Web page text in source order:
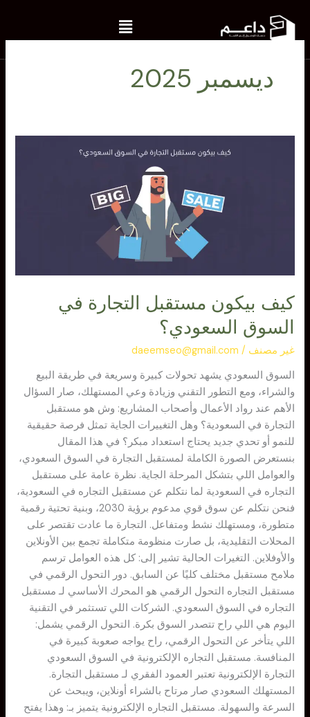
المحتوى
Menu
ديسمبر 2025
كيف بيكون مستقبل التجارة في
السوق السعودي؟
غير مصنف /
daeemseo@gmail.com
السوق السعودي يشهد تحولات كبيرة وسريعة في طريقة البيع
والشراء، ومع التطور التقني وزيادة وعي المستهلك، صار السؤال
الأهم عند رواد الأعمال وأصحاب المشاريع: وش هو مستقبل
التجارة في السعودية؟ وهل التغييرات الجاية تمثل فرصة حقيقية
للنمو أو تحدي جديد يحتاج استعداد مبكر؟ في هذا المقال
بنستعرض الصورة الكاملة لمستقبل التجارة في السوق السعودي،
والعوامل اللي بتشكل المرحلة الجاية. نظرة عامة على مستقبل
التجاره في السعودية لما نتكلم عن مستقبل التجاره في السعودية،
فنحن نتكلم عن سوق قوي مدعوم برؤية 2030، وبنية تحتية رقمية
متطورة، ومستهلك نشط ومتفاعل. التجارة ما عادت تقتصر على
المحلات التقليدية، بل صارت منظومة متكاملة تجمع بين الأونلاين
والأوفلاين. التغيرات الحالية تشير إلى: كل هذه العوامل ترسم
ملامح مستقبل مختلف كليًا عن السابق. دور التحول الرقمي في
مستقبل التجاره التحول الرقمي هو المحرك الأساسي لـ مستقبل
التجاره في السوق السعودي. الشركات اللي تستثمر في التقنية
اليوم هي اللي راح تتصدر السوق بكرة. التحول الرقمي يشمل:
اللي يتأخر عن التحول الرقمي، راح يواجه صعوبة كبيرة في
المنافسة. مستقبل التجاره الإلكترونية في السوق السعودي
التجارة الإلكترونية تعتبر العمود الفقري لـ مستقبل التجارة.
المستهلك السعودي صار مرتاح بالشراء أونلاين، ويبحث عن
السرعة والسهولة. مستقبل التجاره الإلكترونية يتميز بـ: وهذا يفتح